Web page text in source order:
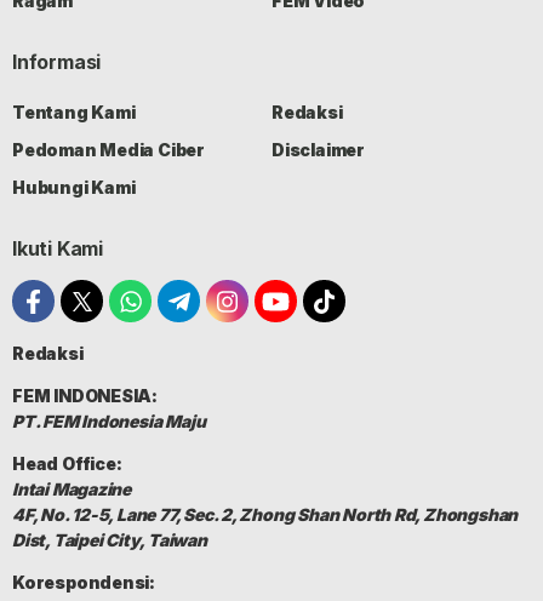
Informasi
Tentang Kami
Redaksi
Pedoman Media Ciber
Disclaimer
Hubungi Kami
Ikuti Kami
Redaksi
FEM INDONESIA:
PT. FEM Indonesia Maju
Head Office:
Intai Magazine
4F, No. 12-5, Lane 77, Sec. 2, Zhong Shan North Rd, Zhongshan
Dist, Taipei City, Taiwan
Korespondensi: